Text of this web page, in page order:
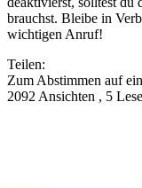
brauchst. Bleibe in
wichtigen Anruf!
Teilen:
Zum Abstimmen auf
2092 Ansichten , 5